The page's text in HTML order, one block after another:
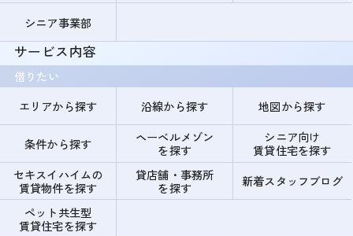
シニア事業部
サービス内容
借りたい
エリアから探す
沿線から探す 地図から探す
条件から探す
ヘーベルメゾン
を探す
シニア向け
賃貸住宅を探す
セキスイハイムの
賃貸物件を探す
貸店舗・事務所
を探す
新着スタッフブログ
ペット共生型
賃貸住宅を探す